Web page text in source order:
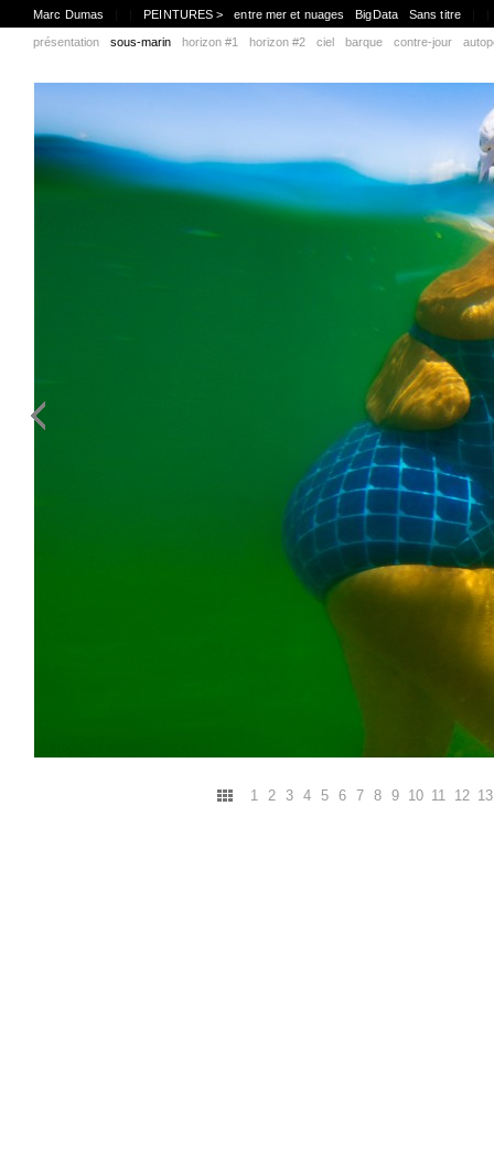
Marc Dumas PEINTURES > entre mer et nuages BigData Sans titre
présentation sous-marin horizon #1 horizon #2 ciel barque contre-jour
1 2 3 4 5 6 7 8 9 10 11 12 13